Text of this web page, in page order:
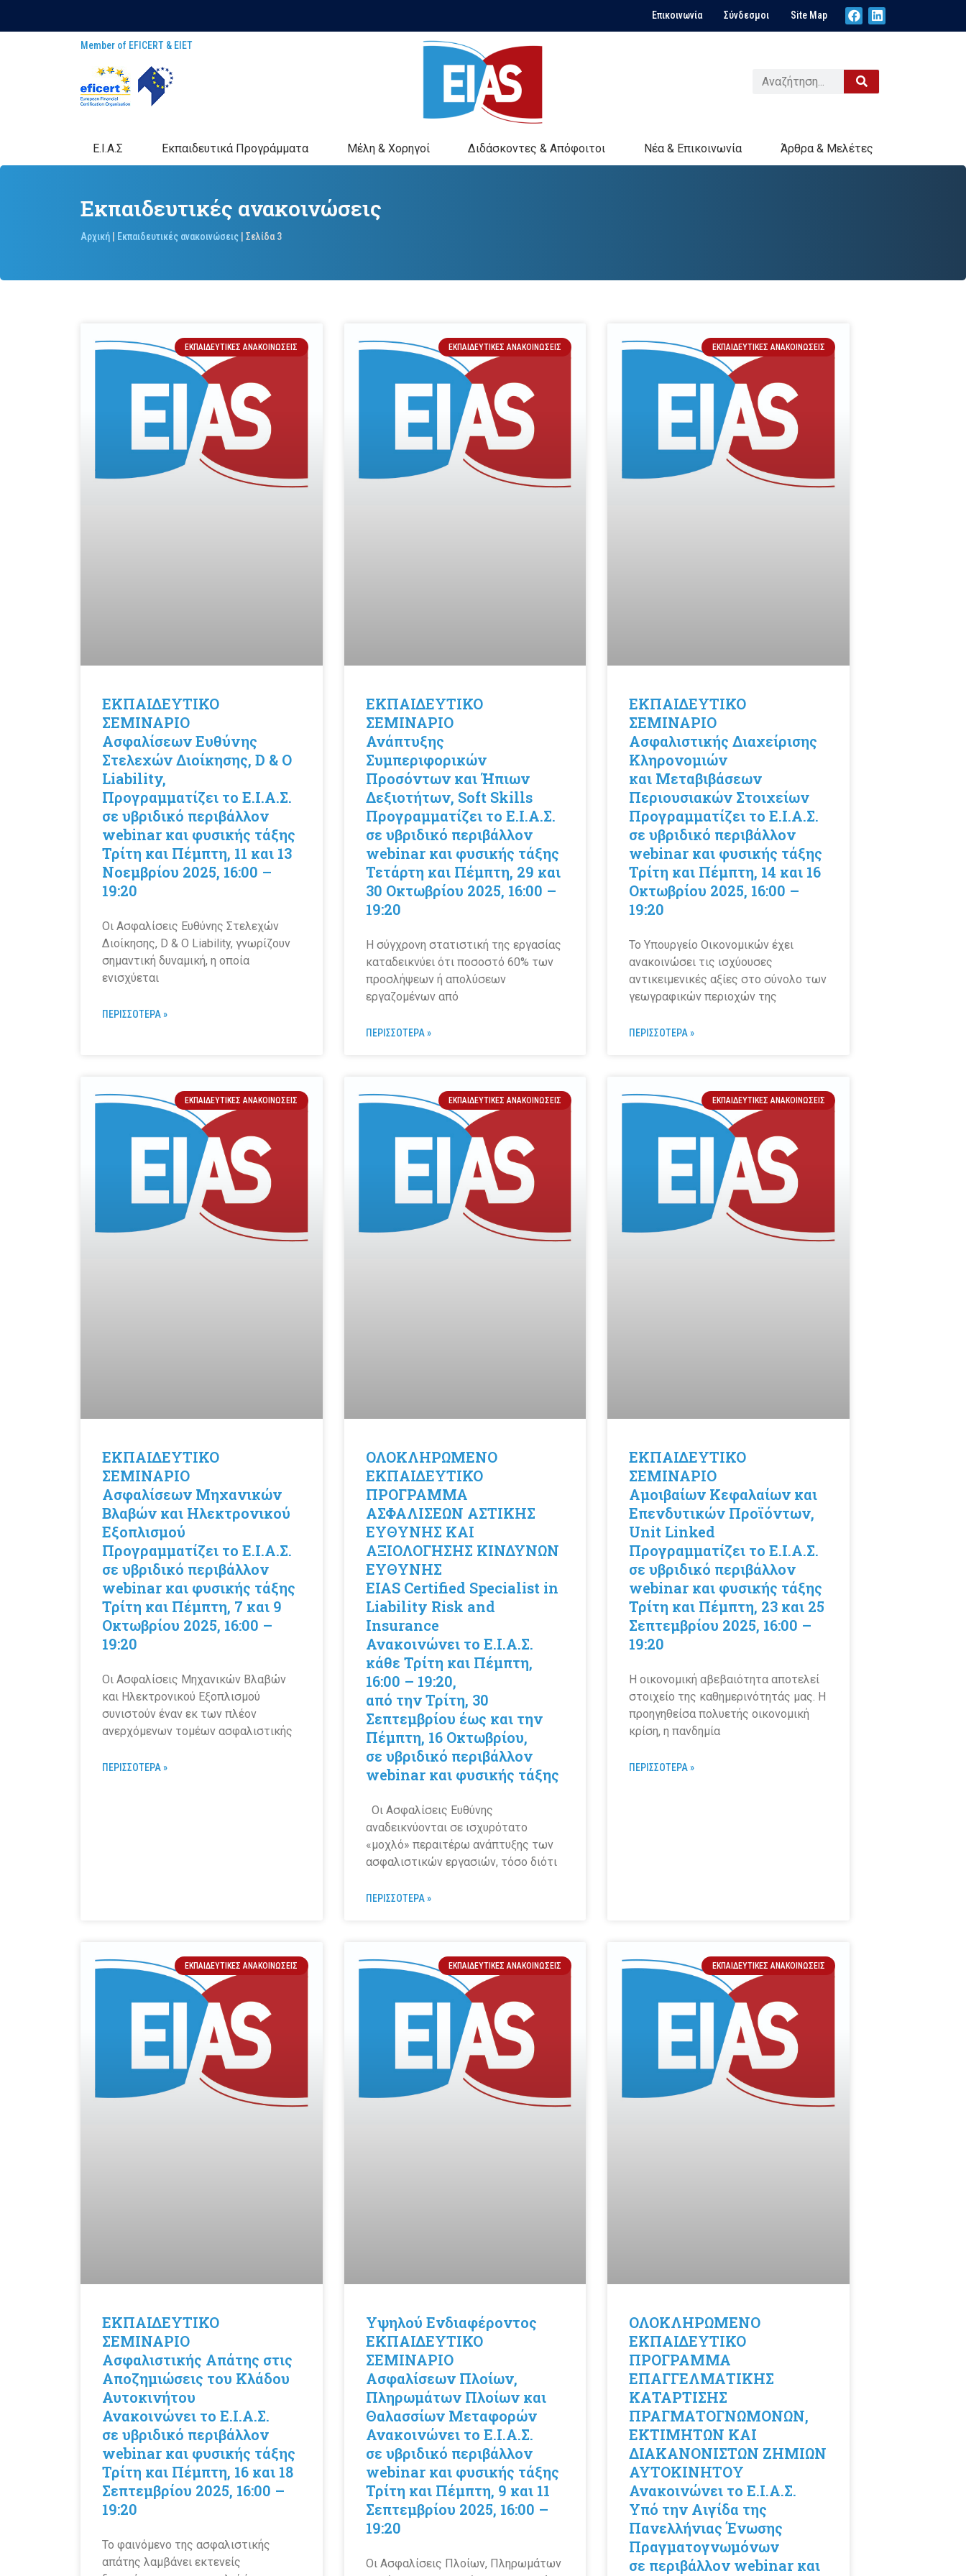
Επικοινωνία Σύνδεσμοι Site Map
Member of EFICERT & EIET
E.I.A.Σ Eκπαιδευτικά Προγράμματα Μέλη & Χορηγοί Διδάσκοντες & Απόφοιτοι Νέα & Επικοινωνία Άρθρα & Μελέτες
Εκπαιδευτικές ανακοινώσεις
Αρχική | Εκπαιδευτικές ανακοινώσεις | Σελίδα 3
ΕΚΠΑΙΔΕΥΤΙΚΈΣ ΑΝΑΚΟΙΝΏΣΕΙΣ
ΕΚΠΑΙΔΕΥΤΙΚΟ
ΣΕΜΙΝΑΡΙΟ
Ασφαλίσεων Ευθύνης
Στελεχών Διοίκησης, D & O
Liability,
Προγραμματίζει το Ε.Ι.Α.Σ.
σε υβριδικό περιβάλλον
webinar και φυσικής τάξης
Τρίτη και Πέμπτη, 11 και 13
Νοεμβρίου 2025, 16:00 –
19:20
Οι Ασφαλίσεις Ευθύνης Στελεχών
Διοίκησης, D & O Liability, γνωρίζουν
σημαντική δυναμική, η οποία
ενισχύεται
ΠΕΡΙΣΣΟΤΕΡΑ »
ΕΚΠΑΙΔΕΥΤΙΚΈΣ ΑΝΑΚΟΙΝΏΣΕΙΣ
ΕΚΠΑΙΔΕΥΤΙΚΟ
ΣΕΜΙΝΑΡΙΟ
Ανάπτυξης
Συμπεριφορικών
Προσόντων και Ήπιων
Δεξιοτήτων, Soft Skills
Προγραμματίζει το Ε.Ι.Α.Σ.
σε υβριδικό περιβάλλον
webinar και φυσικής τάξης
Τετάρτη και Πέμπτη, 29 και
30 Οκτωβρίου 2025, 16:00 –
19:20
Η σύγχρονη στατιστική της εργασίας
καταδεικνύει ότι ποσοστό 60% των
προσλήψεων ή απολύσεων
εργαζομένων από
ΠΕΡΙΣΣΟΤΕΡΑ »
ΕΚΠΑΙΔΕΥΤΙΚΈΣ ΑΝΑΚΟΙΝΏΣΕΙΣ
ΕΚΠΑΙΔΕΥΤΙΚΟ
ΣΕΜΙΝΑΡΙΟ
Ασφαλιστικής Διαχείρισης
Κληρονομιών
και Μεταβιβάσεων
Περιουσιακών Στοιχείων
Προγραμματίζει το Ε.Ι.Α.Σ.
σε υβριδικό περιβάλλον
webinar και φυσικής τάξης
Τρίτη και Πέμπτη, 14 και 16
Οκτωβρίου 2025, 16:00 –
19:20
Το Υπουργείο Οικονομικών έχει
ανακοινώσει τις ισχύουσες
αντικειμενικές αξίες στο σύνολο των
γεωγραφικών περιοχών της
ΠΕΡΙΣΣΟΤΕΡΑ »
ΕΚΠΑΙΔΕΥΤΙΚΈΣ ΑΝΑΚΟΙΝΏΣΕΙΣ
ΕΚΠΑΙΔΕΥΤΙΚΟ
ΣΕΜΙΝΑΡΙΟ
Ασφαλίσεων Μηχανικών
Βλαβών και Ηλεκτρονικού
Εξοπλισμού
Προγραμματίζει το Ε.Ι.Α.Σ.
σε υβριδικό περιβάλλον
webinar και φυσικής τάξης
Τρίτη και Πέμπτη, 7 και 9
Οκτωβρίου 2025, 16:00 –
19:20
Οι Ασφαλίσεις Μηχανικών Βλαβών
και Ηλεκτρονικού Εξοπλισμού
συνιστούν έναν εκ των πλέον
ανερχόμενων τομέων ασφαλιστικής
ΠΕΡΙΣΣΟΤΕΡΑ »
ΕΚΠΑΙΔΕΥΤΙΚΈΣ ΑΝΑΚΟΙΝΏΣΕΙΣ
ΟΛΟΚΛΗΡΩΜΕΝΟ
ΕΚΠΑΙΔΕΥΤΙΚΟ
ΠΡΟΓΡΑΜΜΑ
ΑΣΦΑΛΙΣΕΩΝ ΑΣΤΙΚΗΣ
ΕΥΘΥΝΗΣ ΚΑΙ
ΑΞΙΟΛΟΓΗΣΗΣ ΚΙΝΔΥΝΩΝ
ΕΥΘΥΝΗΣ
ΕIAS Certified Specialist in
Liability Risk and
Insurance
Ανακοινώνει το Ε.Ι.Α.Σ.
κάθε Τρίτη και Πέμπτη,
16:00 – 19:20,
από την Τρίτη, 30
Σεπτεμβρίου έως και την
Πέμπτη, 16 Οκτωβρίου,
σε υβριδικό περιβάλλον
webinar και φυσικής τάξης
Οι Ασφαλίσεις Ευθύνης
αναδεικνύονται σε ισχυρότατο
«μοχλό» περαιτέρω ανάπτυξης των
ασφαλιστικών εργασιών, τόσο διότι
ΠΕΡΙΣΣΟΤΕΡΑ »
ΕΚΠΑΙΔΕΥΤΙΚΈΣ ΑΝΑΚΟΙΝΏΣΕΙΣ
ΕΚΠΑΙΔΕΥΤΙΚΟ
ΣΕΜΙΝΑΡΙΟ
Αμοιβαίων Κεφαλαίων και
Επενδυτικών Προϊόντων,
Unit Linked
Προγραμματίζει το Ε.Ι.Α.Σ.
σε υβριδικό περιβάλλον
webinar και φυσικής τάξης
Τρίτη και Πέμπτη, 23 και 25
Σεπτεμβρίου 2025, 16:00 –
19:20
Η οικονομική αβεβαιότητα αποτελεί
στοιχείο της καθημερινότητάς μας. Η
προηγηθείσα πολυετής οικονομική
κρίση, η πανδημία
ΠΕΡΙΣΣΟΤΕΡΑ »
ΕΚΠΑΙΔΕΥΤΙΚΈΣ ΑΝΑΚΟΙΝΏΣΕΙΣ
ΕΚΠΑΙΔΕΥΤΙΚΟ
ΣΕΜΙΝΑΡΙΟ
Ασφαλιστικής Απάτης στις
Αποζημιώσεις του Κλάδου
Αυτοκινήτου
Ανακοινώνει το Ε.Ι.Α.Σ.
σε υβριδικό περιβάλλον
webinar και φυσικής τάξης
Τρίτη και Πέμπτη, 16 και 18
Σεπτεμβρίου 2025, 16:00 –
19:20
Το φαινόμενο της ασφαλιστικής
απάτης λαμβάνει εκτενείς
ΕΚΠΑΙΔΕΥΤΙΚΈΣ ΑΝΑΚΟΙΝΏΣΕΙΣ
Υψηλού Ενδιαφέροντος
ΕΚΠΑΙΔΕΥΤΙΚΟ
ΣΕΜΙΝΑΡΙΟ
Ασφαλίσεων Πλοίων,
Πληρωμάτων Πλοίων και
Θαλασσίων Μεταφορών
Ανακοινώνει το Ε.Ι.Α.Σ.
σε υβριδικό περιβάλλον
webinar και φυσικής τάξης
Τρίτη και Πέμπτη, 9 και 11
Σεπτεμβρίου 2025, 16:00 –
19:20
Οι Ασφαλίσεις Πλοίων, Πληρωμάτων
ΕΚΠΑΙΔΕΥΤΙΚΈΣ ΑΝΑΚΟΙΝΏΣΕΙΣ
ΟΛΟΚΛΗΡΩΜΕΝΟ
ΕΚΠΑΙΔΕΥΤΙΚΟ
ΠΡΟΓΡΑΜΜΑ
ΕΠΑΓΓΕΛΜΑΤΙΚΗΣ
ΚΑΤΑΡΤΙΣΗΣ
ΠΡΑΓΜΑΤΟΓΝΩΜΟΝΩΝ,
ΕΚΤΙΜΗΤΩΝ ΚΑΙ
ΔΙΑΚΑΝΟΝΙΣΤΩΝ ΖΗΜΙΩΝ
ΑΥΤΟΚΙΝΗΤΟΥ
Ανακοινώνει το Ε.Ι.Α.Σ.
Υπό την Αιγίδα της
Πανελλήνιας Ένωσης
Πραγματογνωμόνων
σε περιβάλλον webinar και